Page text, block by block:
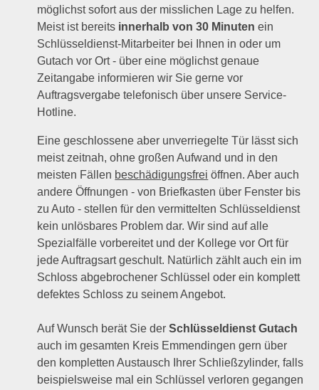
möglichst sofort aus der misslichen Lage zu helfen.
Meist ist bereits innerhalb von 30 Minuten ein
Schlüsseldienst-Mitarbeiter bei Ihnen in oder um
Gutach vor Ort - über eine möglichst genaue
Zeitangabe informieren wir Sie gerne vor
Auftragsvergabe telefonisch über unsere Service-
Hotline.
Eine geschlossene aber unverriegelte Tür lässt sich
meist zeitnah, ohne großen Aufwand und in den
meisten Fällen beschädigungsfrei öffnen. Aber auch
andere Öffnungen - von Briefkasten über Fenster bis
zu Auto - stellen für den vermittelten Schlüsseldienst
kein unlösbares Problem dar. Wir sind auf alle
Spezialfälle vorbereitet und der Kollege vor Ort für
jede Auftragsart geschult. Natürlich zählt auch ein im
Schloss abgebrochener Schlüssel oder ein komplett
defektes Schloss zu seinem Angebot.
Auf Wunsch berät Sie derSchlüsseldienst Gutach
auch im gesamten Kreis Emmendingen gern über
den kompletten Austausch Ihrer Schließzylinder, falls
beispielsweise mal ein Schlüssel verloren gegangen